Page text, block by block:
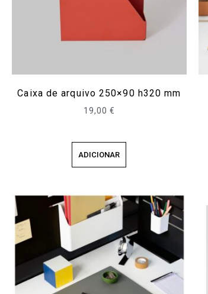
Caixa de arquivo 250×90 h320 mm
19,00€
ADICIONAR